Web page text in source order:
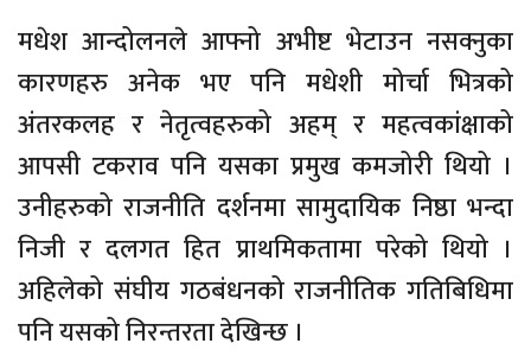
मधेश आन्दोलनले आफ्नो अभीष्ट भेटाउन नसक्नुका
कारणहरु अनेक भए पनि मधेशी मोर्चा भित्रको
अंतरकलह र नेतृत्वहरुको अहम् र महत्वकांक्षाको
आपसी टकराव पनि यसका प्रमुख कमजोरी थियो ।
उनीहरुको राजनीति दर्शनमा सामुदायिक निष्ठा भन्दा
निजी र दलगत हित प्राथमिकतामा परेको थियो ।
अहिलेको संघीय गठबंधनको राजनीतिक गतिबिधिमा
पनि यसको निरन्तरता देखिन्छ ।